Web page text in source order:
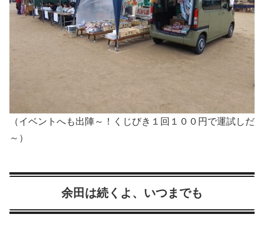
（イベントへも出陣～！くじびき１回１００円で運試しだ
～）
余田は続くよ、いつまでも